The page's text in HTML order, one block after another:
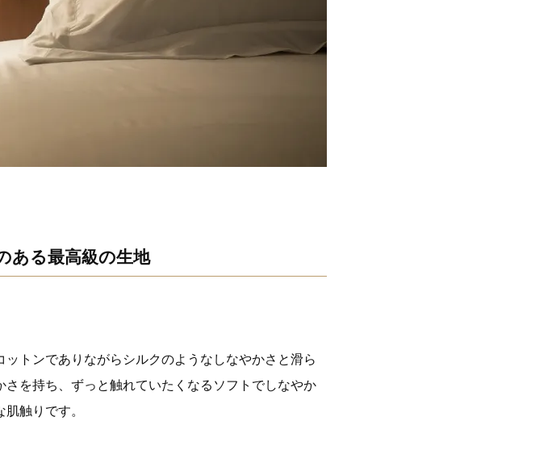
ある最高級の生地
ットンでありながらシルクのようなしなやかさと滑ら
さを持ち、ずっと触れていたくなるソフトでしなやか
肌触りです。